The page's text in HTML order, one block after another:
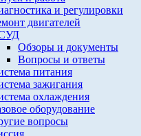
и регулировки
двигателей
Обзоры и документы
Вопросы и ответы
питания
зажигания
охлаждения
оборудование
вопросы